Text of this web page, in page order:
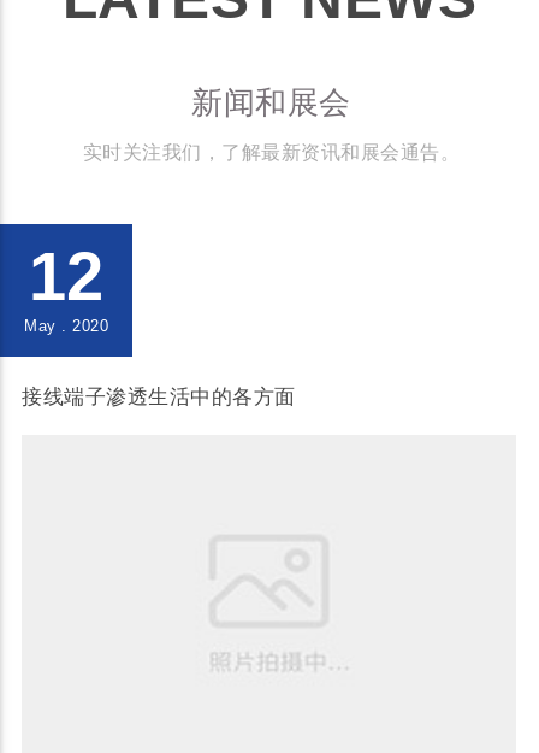
新闻和展会
实时关注我们，了解最新资讯和展会通告。
12
May . 2020
接线端子渗透生活中的各方面